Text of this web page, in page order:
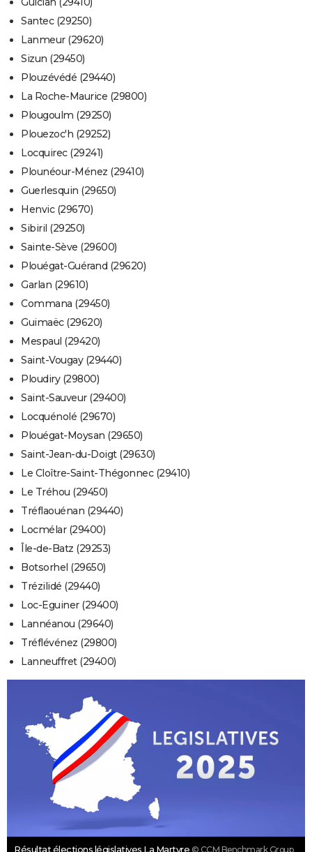
Santec (29250)
Lanmeur (29620)
Sizun (29450)
Plouzévédé (29440)
La Roche-Maurice (29800)
Plougoulm (29250)
Plouezoc'h (29252)
Locquirec (29241)
Plounéour-Ménez (29410)
Guerlesquin (29650)
Henvic (29670)
Sibiril (29250)
Sainte-Sève (29600)
Plouégat-Guérand (29620)
Garlan (29610)
Commana (29450)
Guimaëc (29620)
Mespaul (29420)
Saint-Vougay (29440)
Ploudiry (29800)
Saint-Sauveur (29400)
Locquénolé (29670)
Plouégat-Moysan (29650)
Saint-Jean-du-Doigt (29630)
Le Cloître-Saint-Thégonnec (29410)
Le Tréhou (29450)
Tréflaouénan (29440)
Locmélar (29400)
Île-de-Batz (29253)
Botsorhel (29650)
Trézilidé (29440)
Loc-Eguiner (29400)
Lannéanou (29640)
Tréflévénez (29800)
Lanneuffret (29400)
Résultat élections législatives La Martyre © CCM Benchmark Group